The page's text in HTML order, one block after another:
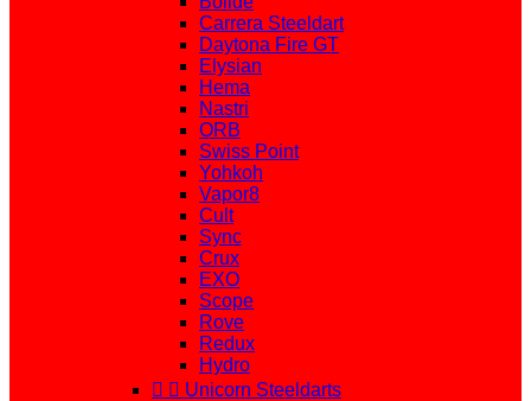
Carrera Steeldart
Daytona Fire GT
Elysian
Hema
Nastri
ORB
Swiss Point
Yohkoh
Vapor8
Cult
Sync
Crux
EXO
Scope
Rove
Redux
Hydro
  Unicorn Steeldarts